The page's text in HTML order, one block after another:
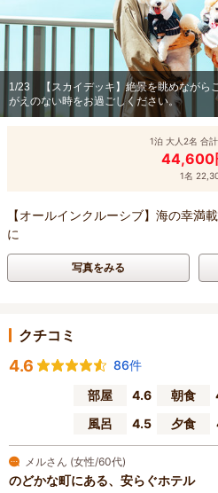
1/23
【スカイデッキ】絶景を眺めなが
がえのない時をお過ごしください。
1泊 大人2名 合
44,600
1名
【オールインクルーシブ】海の幸満
に
写真をみる
クチコミ
4.6
86件
部屋
4.6 朝食
風呂
4.5 夕食
メルさん (女性/60代)
のどかな町にある、安らぐホテル